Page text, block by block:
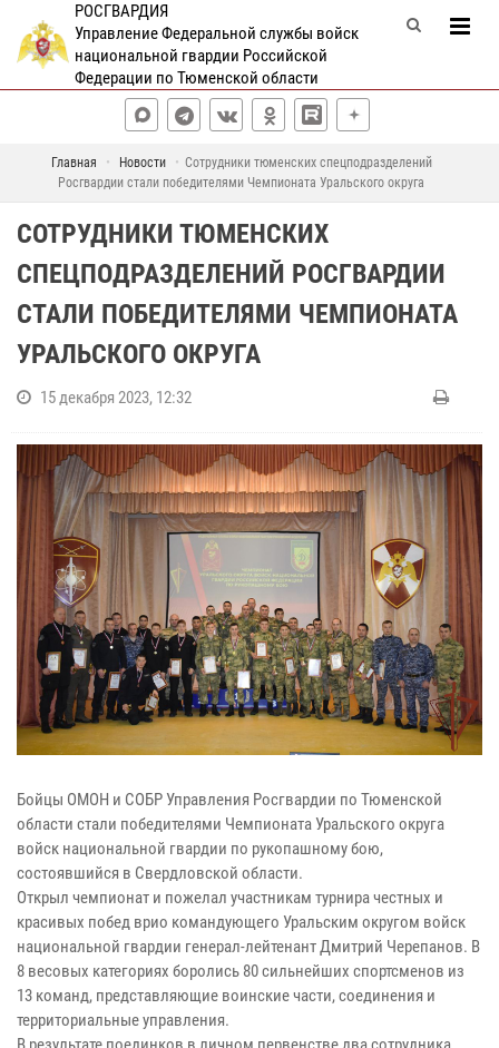
РОСГВАРДИЯ
Управление Федеральной службы войск
национальной гвардии Российской
Федерации по Тюменской области
Главная Новости
Сотрудники тюменских спецподразделений
Росгвардии стали победителями Чемпионата Уральского округа
СОТРУДНИКИ ТЮМЕНСКИХ
СПЕЦПОДРАЗДЕЛЕНИЙ РОСГВАРДИИ
СТАЛИ ПОБЕДИТЕЛЯМИ ЧЕМПИОНАТА
УРАЛЬСКОГО ОКРУГА
15 декабря 2023, 12:32
Бойцы ОМОН и СОБР Управления Росгвардии по Тюменской
области стали победителями Чемпионата Уральского округа
войск национальной гвардии по рукопашному бою,
состоявшийся в Свердловской области.
Открыл чемпионат и пожелал участникам турнира честных и
красивых побед врио командующего Уральским округом войск
национальной гвардии генерал-лейтенант Дмитрий Черепанов. В
8 весовых категориях боролись 80 сильнейших спортсменов из
13 команд, представляющие воинские части, соединения и
территориальные управления.